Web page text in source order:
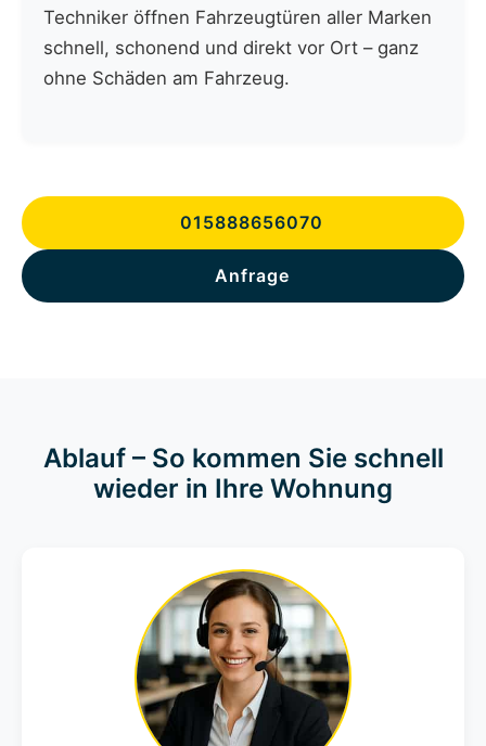
Techniker öffnen Fahrzeugtüren aller Marken
schnell, schonend und direkt vor Ort – ganz
ohne Schäden am Fahrzeug.
015888656070
Anfrage
Ablauf – So kommen Sie schnell
wieder in Ihre Wohnung